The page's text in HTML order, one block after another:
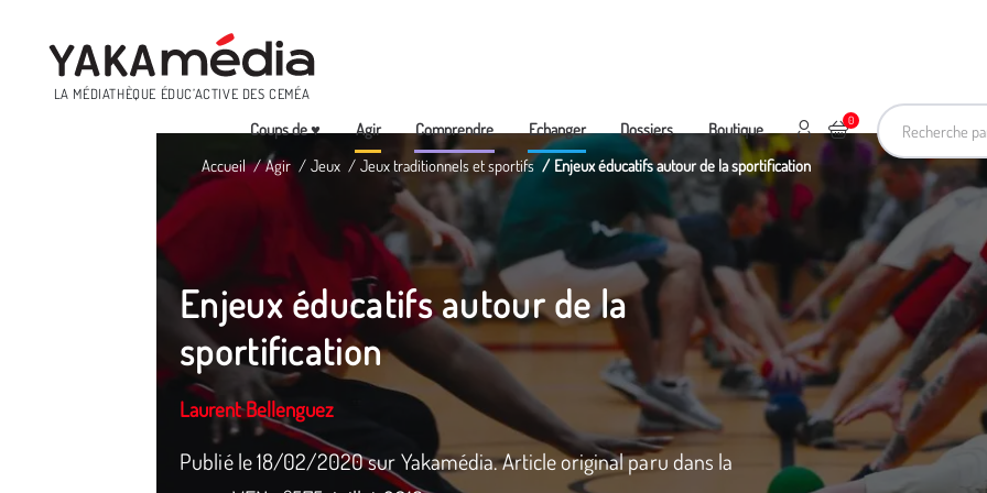
LA MÉDIATHÈQUE ÉDUC’ACTIVE DES CEMÉA
Recherche
Menu
Coups de ♥ Agir Comprendre Echanger Dossiers Boutique 0
Ajouter au panier
Mon compte
Accueil Agir Jeux Jeux traditionnels et sportifs Enjeux éducatifs autour de la sportification
Enjeux éducatifs autour de la
sportification
Laurent Bellenguez
Publié le 18/02/2020 sur Yakamédia. Article original paru dans la